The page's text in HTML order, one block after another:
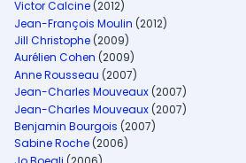
Victor Calcine (2012)
Jean-François Moulin (2012)
Jill Christophe (2009)
Aurélien Cohen (2009)
Anne Rousseau (2007)
Jean-Charles Mouveaux (2007)
Jean-Charles Mouveaux (2007)
Benjamin Bourgois (2007)
Sabine Roche (2006)